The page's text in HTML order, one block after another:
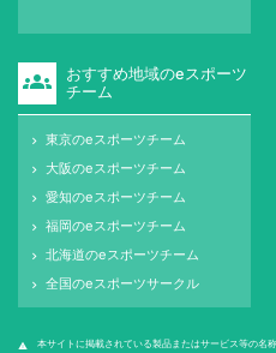
groups
おすすめ地域のeスポーツ
チーム
keyboard_arrow_right 東京のeスポーツチーム
keyboard_arrow_right 大阪のeスポーツチーム
keyboard_arrow_right 愛知のeスポーツチーム
keyboard_arrow_right 福岡のeスポーツチーム
keyboard_arrow_right 北海道のeスポーツチーム
keyboard_arrow_right 全国のeスポーツサークル
warning
本サイトに掲載されている製品またはサービス等の